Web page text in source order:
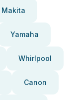
Makita
Yamaha
Whirlpool
Canon